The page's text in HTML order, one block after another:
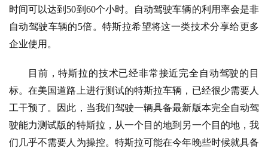
I
报
时间可以达到50到60个小时。自动驾驶车辆的利用率会是非
自动驾驶车辆的5倍。特斯拉希望将这一类技术分享给更多
企业使用。
目前，特斯拉的技术已经非常接近完全自动驾驶的目
标。在美国道路上进行测试的特斯拉车辆，已经很少需要人
工干预了。因此，当我们驾驶一辆具备最新版本完全自动驾
驶能力测试版的特斯拉，从一个目的地到另一个目的地，我
们几乎不需要人为操控。特斯拉可能在今年晚些时候就具备